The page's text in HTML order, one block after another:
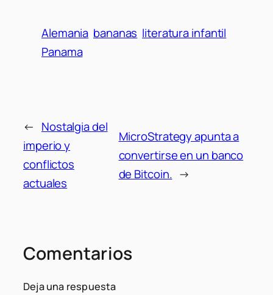
Alemania bananas literatura infantil
Panama
← Nostalgia del
imperio y
conflictos
actuales
MicroStrategy apunta a
convertirse en un banco
de Bitcoin. →
Comentarios
Deja una respuesta